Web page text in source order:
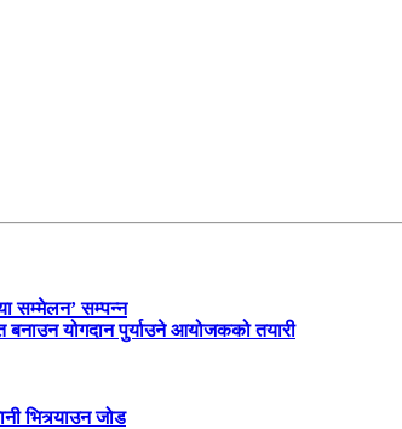
सम्मेलन’ सम्पन्न
योगदान पुर्याउने आयोजकको तयारी
भित्र्याउन जोड